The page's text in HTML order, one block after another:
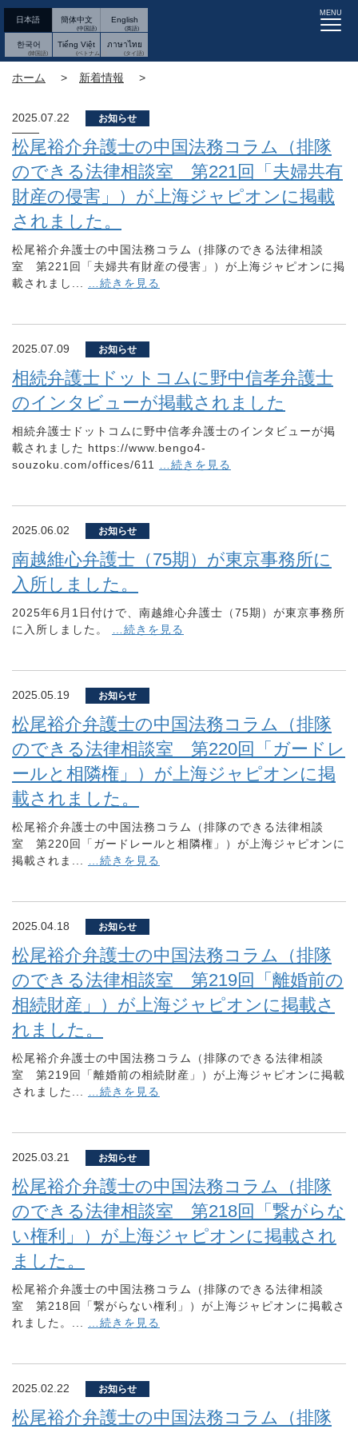
日本語 簡体中文 English
한국어 Tiếng Việt ภาษาไทย
MENU
ホーム 新着情報
2025.07.22 お知らせ
松尾裕介弁護士の中国法務コラム（排隊
のできる法律相談室 第221回「夫婦共有
財産の侵害」）が上海ジャピオンに掲載
されました。
松尾裕介弁護士の中国法務コラム（排隊のできる法律相談
室 第221回「夫婦共有財産の侵害」）が上海ジャピオンに掲
載されまし...
…続きを見る
2025.07.09 お知らせ
相続弁護士ドットコムに野中信孝弁護士
のインタビューが掲載されました
相続弁護士ドットコムに野中信孝弁護士のインタビューが掲
載されました https://www.bengo4-
souzoku.com/offices/611
…続きを見る
2025.06.02 お知らせ
南越維心弁護士（75期）が東京事務所に
入所しました。
2025年6月1日付けで、南越維心弁護士（75期）が東京事務所
に入所しました。
…続きを見る
2025.05.19 お知らせ
松尾裕介弁護士の中国法務コラム（排隊
のできる法律相談室 第220回「ガードレ
ールと相隣権」）が上海ジャピオンに掲
載されました。
松尾裕介弁護士の中国法務コラム（排隊のできる法律相談
室 第220回「ガードレールと相隣権」）が上海ジャピオンに
掲載されま...
…続きを見る
2025.04.18 お知らせ
松尾裕介弁護士の中国法務コラム（排隊
のできる法律相談室 第219回「離婚前の
相続財産」）が上海ジャピオンに掲載さ
れました。
松尾裕介弁護士の中国法務コラム（排隊のできる法律相談
室 第219回「離婚前の相続財産」）が上海ジャピオンに掲載
されました...
…続きを見る
2025.03.21 お知らせ
松尾裕介弁護士の中国法務コラム（排隊
のできる法律相談室 第218回「繋がらな
い権利」）が上海ジャピオンに掲載され
ました。
松尾裕介弁護士の中国法務コラム（排隊のできる法律相談
室 第218回「繋がらない権利」）が上海ジャピオンに掲載さ
れました。...
…続きを見る
2025.02.22 お知らせ
松尾裕介弁護士の中国法務コラム（排隊